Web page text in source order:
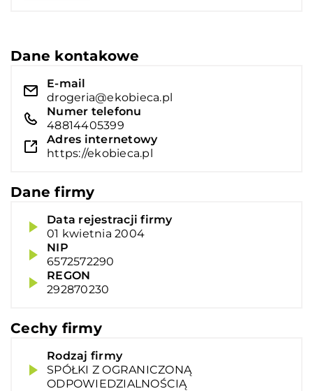
Dane kontakowe
E-mail
drogeria@ekobieca.pl
Numer telefonu
48814405399
Adres internetowy
https://ekobieca.pl
Dane firmy
Data rejestracji firmy
01 kwietnia 2004
NIP
6572572290
REGON
292870230
Cechy firmy
Rodzaj firmy
SPÓŁKI Z OGRANICZONĄ
ODPOWIEDZIALNOŚCIĄ